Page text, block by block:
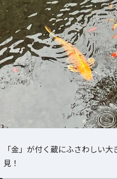
「金」が付く蔵にふさわしい
見！